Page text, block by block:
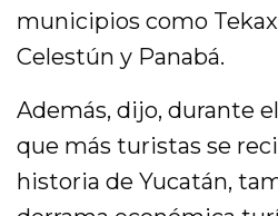
municipios como
Celestún y Panabá.
Además, dijo, durante
que más turistas se
historia de Yucatán,